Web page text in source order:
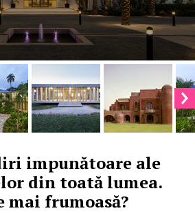
impunătoare ale
din toată lumea.
mai frumoasă?